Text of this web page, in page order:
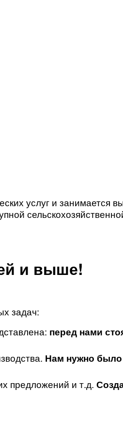
услуг и занимается
и выше!
задач:
перед нами
Нам нужно
предложений и т.д.